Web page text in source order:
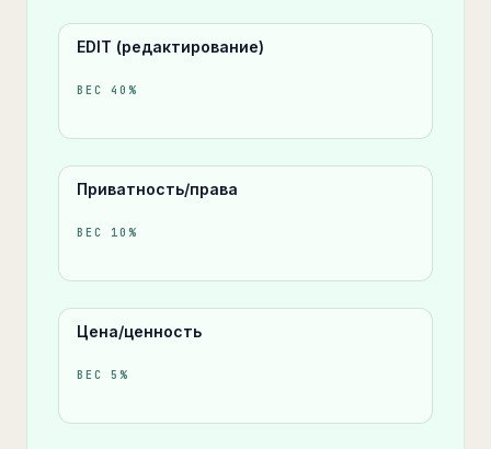
EDIT (редактирование)
ВЕС40 %
Приватность/права
ВЕС 10 %
Цена/ценность
ВЕС5%